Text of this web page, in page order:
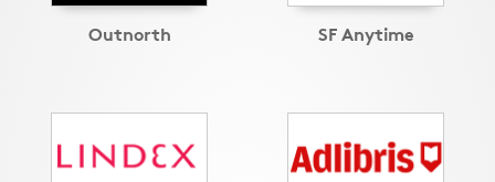
Outnorth SF Anytime